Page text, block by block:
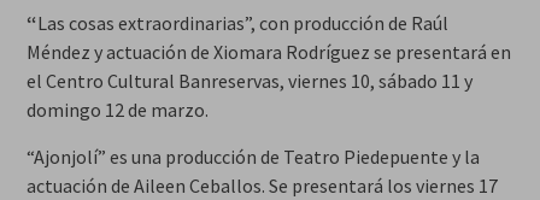
“Las cosas extraordinarias”, con producción de Raúl
Méndez y actuación de Xiomara Rodríguez se presentará en
el Centro Cultural Banreservas, viernes 10, sábado 11 y
domingo 12 de marzo.
“Ajonjolí” es una producción de Teatro Piedepuente y la
actuación de Aileen Ceballos. Se presentará los viernes 17